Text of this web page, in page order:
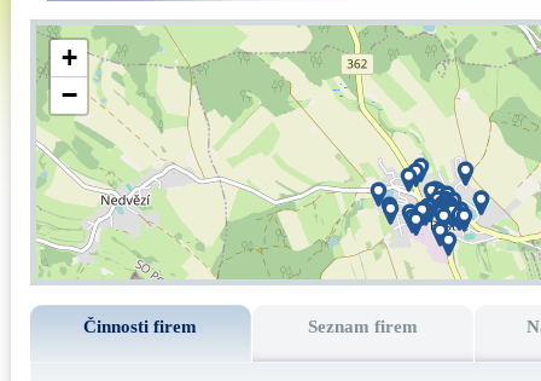
+
−
Činnosti firem Seznam firem